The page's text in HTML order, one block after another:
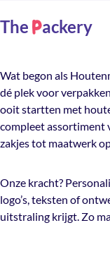
The Packery
Wat begon als
dé plek voor
ooit startten met
compleet assortiment
zakjes tot maatwerk
Onze kracht?
logo’s, teksten of
uitstraling krijgt. Zo